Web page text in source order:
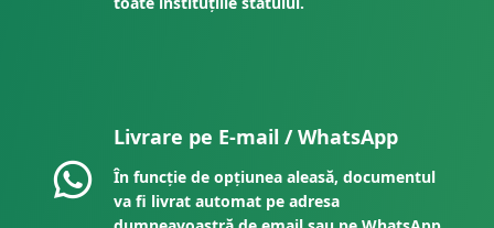
Livrare pe E-mail / WhatsApp
În funcție de opțiunea aleasă, documentul
va fi livrat automat pe adresa